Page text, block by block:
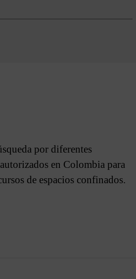
por diferentes
en Colombia para
de espacios confinados.